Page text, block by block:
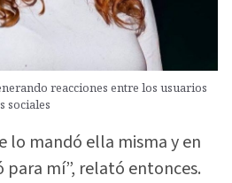
reacciones entre los usuarios
sociales
lo mandó ella misma y en
mí”, relató entonces.